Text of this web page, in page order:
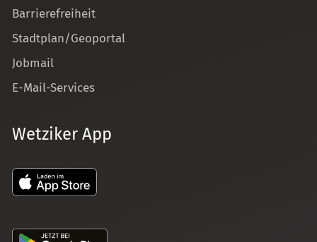
Barrierefreiheit
Stadtplan/Geoportal
Jobmail
E-Mail-Services
Wetziker App